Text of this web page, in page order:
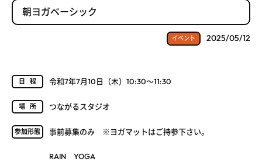
朝ヨガベーシック
イベント 2025/05/12
日程 令和7年7月10日（木）10:30～11:30
場所 つながるスタジオ
参加形態 事前募集のみ ※ヨガマットはご持参下さい。
RAIN YOGA